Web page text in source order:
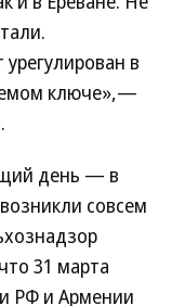
в
ключе»,—
день — в
совсем
31 марта
РФ и Армении